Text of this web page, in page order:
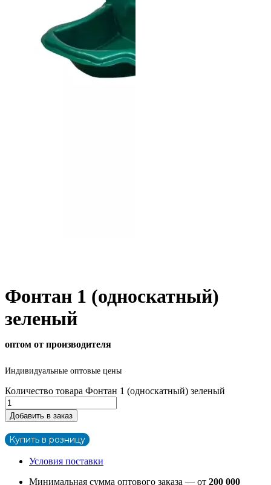
Фонтан 1 (односкатный)
зеленый
оптом от производителя
Индивидуальные оптовые цены
Количество товара Фонтан 1 (односкатный) зеленый
Добавить в заказ
Купить в розницу
Условия поставки
Минимальная сумма оптового заказа — от 200 000